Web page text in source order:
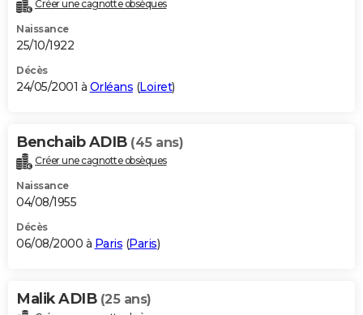
Créer une cagnotte obsèques
Naissance
25/10/1922
Décès
24/05/2001 à Orléans (Loiret)
Benchaib ADIB (45 ans)
Créer une cagnotte obsèques
Naissance
04/08/1955
Décès
06/08/2000 à Paris (Paris)
Malik ADIB (25 ans)